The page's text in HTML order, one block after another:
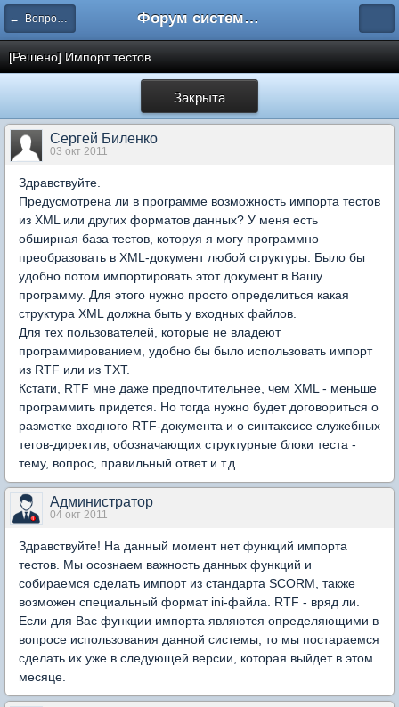
← Вопросы составления тестов Форум системы тестирования INDIGO
[Решено] Импорт тестов
Закрыта
Сергей Биленко
03 окт 2011
Здравствуйте.
Предусмотрена ли в программе возможность импорта тестов
из XML или других форматов данных? У меня есть
обширная база тестов, которуя я могу программно
преобразовать в XML-документ любой структуры. Было бы
удобно потом импортировать этот документ в Вашу
программу. Для этого нужно просто определиться какая
структура XML должна быть у входных файлов.
Для тех пользователей, которые не владеют
программированием, удобно бы было использовать импорт
из RTF или из TXT.
Кстати, RTF мне даже предпочтительнее, чем XML - меньше
программить придется. Но тогда нужно будет договориться о
разметке входного RTF-документа и о синтаксисе служебных
тегов-директив, обозначающих структурные блоки теста -
тему, вопрос, правильный ответ и т.д.
Администратор
04 окт 2011
Здравствуйте! На данный момент нет функций импорта
тестов. Мы осознаем важность данных функций и
собираемся сделать импорт из стандарта SCORM, также
возможен специальный формат ini-файла. RTF - вряд ли.
Если для Вас функции импорта являются определяющими в
вопросе использования данной системы, то мы постараемся
сделать их уже в следующей версии, которая выйдет в этом
месяце.